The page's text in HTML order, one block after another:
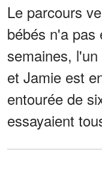
Le parcours
bébés n'a pas
semaines,
et Jamie est
entourée de
essayaient